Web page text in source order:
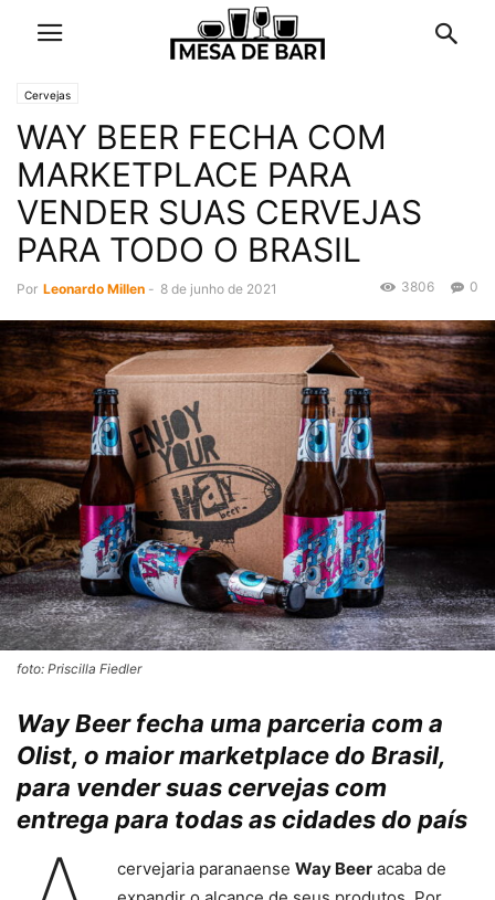
Cervejas
WAY BEER FECHA COM
MARKETPLACE PARA
VENDER SUAS CERVEJAS
PARA TODO O BRASIL
Por Leonardo Millen - 8 de junho de 2021 0
3806
foto: Priscilla Fiedler
Way Beer fecha uma parceria com a
Olist, o maior marketplace do Brasil,
para vender suas cervejas com
entrega para todas as cidades do país
cervejaria paranaense Way Beeracaba de